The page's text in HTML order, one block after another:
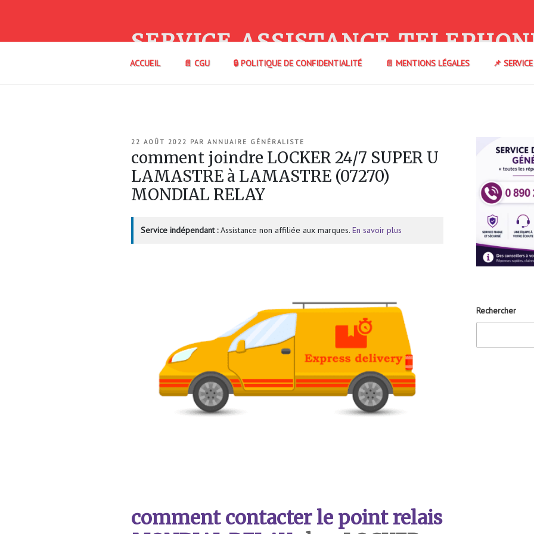
SERVICE ASSISTANCE
ACCUEIL 📄 CGU 🔒 POLITIQUE DE CONFIDENTIALITÉ 📄 MENTIONS LÉGALES 📌
PUBLIÉ
22 AOÛT 2022 PAR ANNUAIRE GÉNÉRALISTE
comment joindre LOCKER 24/7 SUPER U
LAMASTRE à LAMASTRE (07270)
MONDIAL RELAY
Service indépendant :Assistance non affiliée aux marques. En savoir plus
comment contacter le point relais
Rechercher